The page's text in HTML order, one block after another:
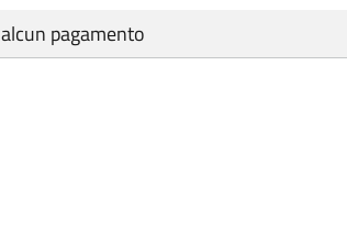
pagamento